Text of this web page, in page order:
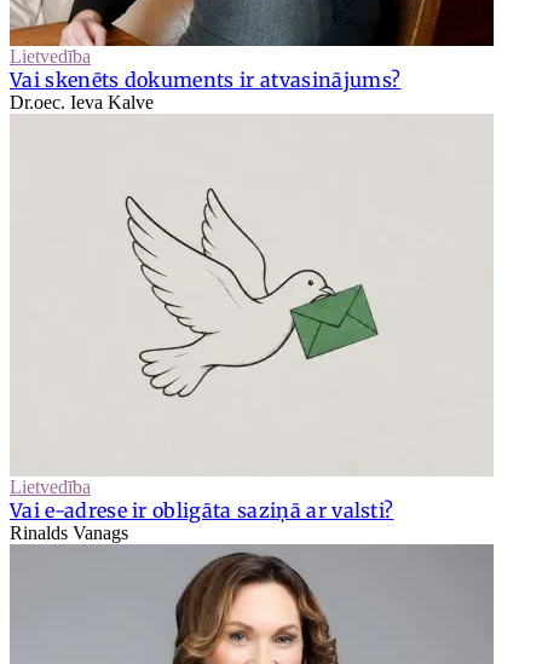
Lietvedība
Vai skenēts dokuments ir atvasinājums?
Dr.oec. Ieva Kalve
Lietvedība
Vai e-adrese ir obligāta saziņā ar valsti?
Rinalds Vanags